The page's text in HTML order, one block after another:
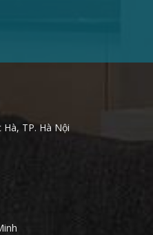
TP. Hà Nội